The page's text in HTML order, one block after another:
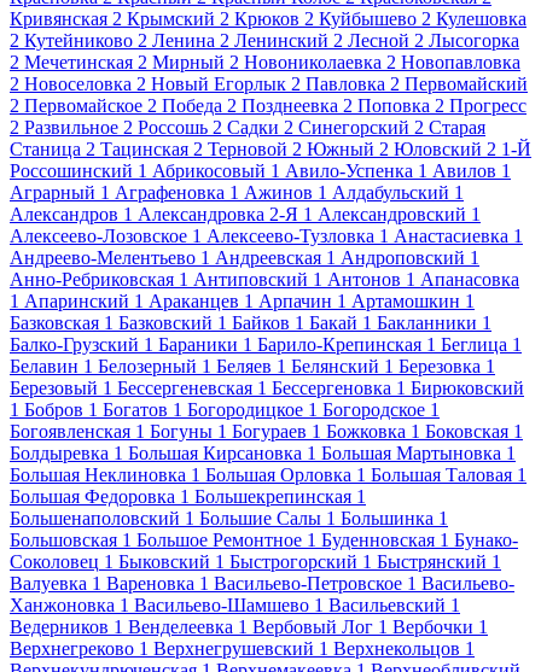
Кривянская 2 Крымский 2 Крюков 2 Куйбышево 2 Кулешовка
2 Кутейниково 2 Ленина 2 Ленинский 2 Лесной 2 Лысогорка
2 Мечетинская 2 Мирный 2 Новониколаевка 2 Новопавловка
2 Новоселовка 2 Новый Егорлык 2 Павловка 2 Первомайский
2 Первомайское 2 Победа 2 Позднеевка 2 Поповка 2 Прогресс
2 Развильное 2 Россошь 2 Садки 2 Синегорский 2 Старая
Станица 2 Тацинская 2 Терновой 2 Южный 2 Юловский 2 1-Й
Россошинский 1 Абрикосовый 1 Авило-Успенка 1 Авилов 1
Аграрный 1 Аграфеновка 1 Ажинов 1 Алдабульский 1
Александров 1 Александровка 2-Я 1 Александровский 1
Алексеево-Лозовское 1 Алексеево-Тузловка 1 Анастасиевка 1
Андреево-Мелентьево 1 Андреевская 1 Андроповский 1
Анно-Ребриковская 1 Антиповский 1 Антонов 1 Апанасовка
1 Апаринский 1 Араканцев 1 Арпачин 1 Артамошкин 1
Базковская 1 Базковский 1 Байков 1 Бакай 1 Бакланники 1
Балко-Грузский 1 Бараники 1 Барило-Крепинская 1 Беглица 1
Белавин 1 Белозерный 1 Беляев 1 Белянский 1 Березовка 1
Березовый 1 Бессергеневская 1 Бессергеновка 1 Бирюковский
1 Бобров 1 Богатов 1 Богородицкое 1 Богородское 1
Богоявленская 1 Богуны 1 Богураев 1 Божковка 1 Боковская 1
Болдыревка 1 Большая Кирсановка 1 Большая Мартыновка 1
Большая Неклиновка 1 Большая Орловка 1 Большая Таловая 1
Большая Федоровка 1 Большекрепинская 1
Большенаполовский 1 Большие Салы 1 Большинка 1
Большовская 1 Большое Ремонтное 1 Буденновская 1 Бунако-
Соколовец 1 Быковский 1 Быстрогорский 1 Быстрянский 1
Валуевка 1 Вареновка 1 Васильево-Петровское 1 Васильево-
Ханжоновка 1 Васильево-Шамшево 1 Васильевский 1
Ведерников 1 Венделеевка 1 Вербовый Лог 1 Вербочки 1
Верхнегреково 1 Верхнегрушевский 1 Верхнекольцов 1